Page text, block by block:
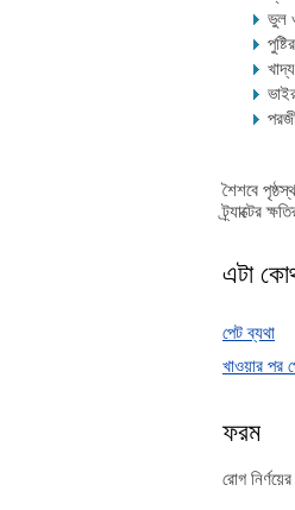
ভুল
শৈশবে
ট্র্যাক্টের
এটা
পেট ব্যথা
খাওয়ার পর
ফরম
রোগ